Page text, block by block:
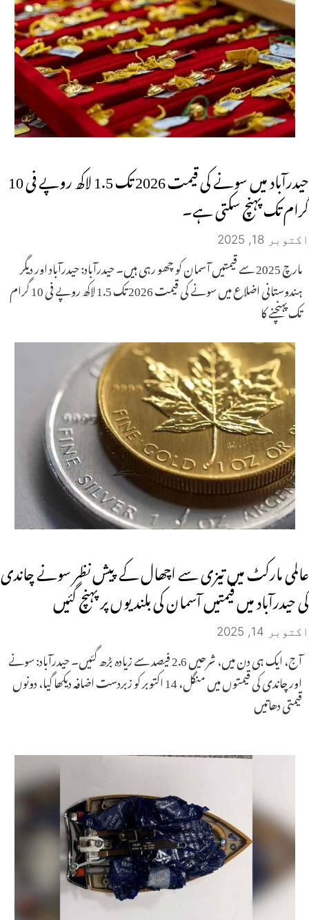
حیدرآباد میں سونے کی قیمت 2026 تک 1.5 لاکھ روپے فی 10
گرام تک پہنچ سکتی ہے۔
اکتوبر 18, 2025
مارچ 2025 سے قیمتیں آسمان کو چھو رہی ہیں۔ حیدرآباد: حیدرآباد اور دیگر
ہندوستانی اضلاع میں سونے کی قیمت 2026 تک 1.5 لاکھ روپے فی 10 گرام
تک پہنچنے کا
عالمی مارکٹ میں تیزی سے اچھال کے پیش نظر سونے چاندی
کی حیدرآباد میں قیمتیں آسمان کی بلندیوں پر پہنچ گئیں
اکتوبر 14, 2025
آج، ایک ہی دن میں، شرحیں 2.6 فیصد سے زیادہ بڑھ گئیں۔ حیدرآباد: سونے
اور چاندی کی قیمتوں میں منگل، 14 اکتوبر کو زبردست اضافہ دیکھا گیا، دونوں
قیمتی دھاتیں